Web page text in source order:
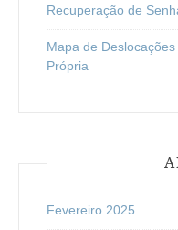
Recuperação de
Mapa de
Própria
Fevereiro 2025